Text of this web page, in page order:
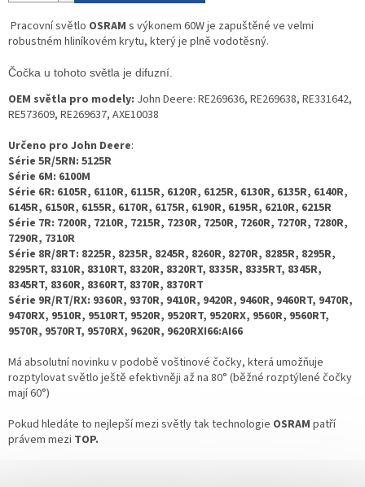
Pracovní světlo OSRAM s výkonem 60W je zapuštěné ve velmi
robustném hliníkovém krytu, který je plně vodotěsný.
Čočka u tohoto světla je difuzní.
OEM světla pro modely: John Deere: RE269636, RE269638, RE331642,
RE573609, RE269637, AXE10038
Určeno pro John Deere:
Série 5R/5RN: 5125R
Série 6M: 6100M
Série 6R: 6105R, 6110R, 6115R, 6120R, 6125R, 6130R, 6135R, 6140R,
6145R, 6150R, 6155R, 6170R, 6175R, 6190R, 6195R, 6210R, 6215R
Série 7R: 7200R, 7210R, 7215R, 7230R, 7250R, 7260R, 7270R, 7280R,
7290R, 7310R
Série 8R/8RT: 8225R, 8235R, 8245R, 8260R, 8270R, 8285R, 8295R,
8295RT, 8310R, 8310RT, 8320R, 8320RT, 8335R, 8335RT, 8345R,
8345RT, 8360R, 8360RT, 8370R, 8370RT
Série 9R/RT/RX: 9360R, 9370R, 9410R, 9420R, 9460R, 9460RT, 9470R,
9470RX, 9510R, 9510RT, 9520R, 9520RT, 9520RX, 9560R, 9560RT,
9570R, 9570RT, 9570RX, 9620R, 9620RXI66:AI66
Má absolutní novinku v podobě voštinové čočky, která umožňuje
rozptylovat světlo ještě efektivněji až na 80° (běžné rozptýlené čočky
mají 60°)
Pokud hledáte to nejlepší mezi světly tak technologie OSRAM patří
právem mezi TOP.